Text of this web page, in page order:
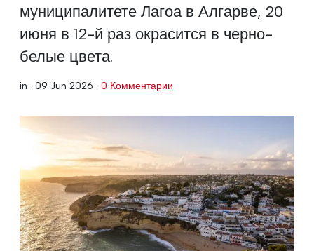
муниципалитете Лагоа в Алгарве, 20
июня в 12-й раз окрасится в черно-
белые цвета.
in · 09 Jun 2026 · 0 Комментарии